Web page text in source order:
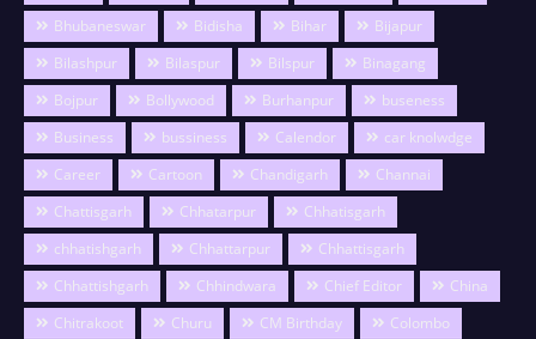
Bhubaneswar
Bidisha Bihar
Bijapur
Bilashpur
Bilaspur Bilspur
Binagang
Bojpur
Bollywood Burhanpur
buseness
Business
bussiness Calendor
car knolwdge
Career
Cartoon Chandigarh
Channai
Chattisgarh
Chhatarpur
Chhatisgarh
chhatishgarh
Chhattarpur
Chhattisgarh
Chhattishgarh
Chhindwara Chief Editor
China
Chitrakoot
Churu CM Birthday
Colombo